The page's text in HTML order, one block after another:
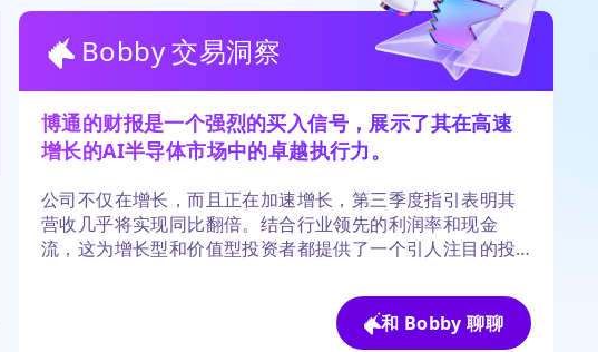
Bobby 交易洞察
博通的财报是一个强烈的买入信号，展示了其在高速
增长的AI半导体市场中的卓越执行力。
公司不仅在增长，而且正在加速增长，第三季度指引表明其
营收几乎将实现同比翻倍。结合行业领先的利润率和现金
流，这为增长型和价值型投资者都提供了一个引人注目的投
和 Bobby 聊聊